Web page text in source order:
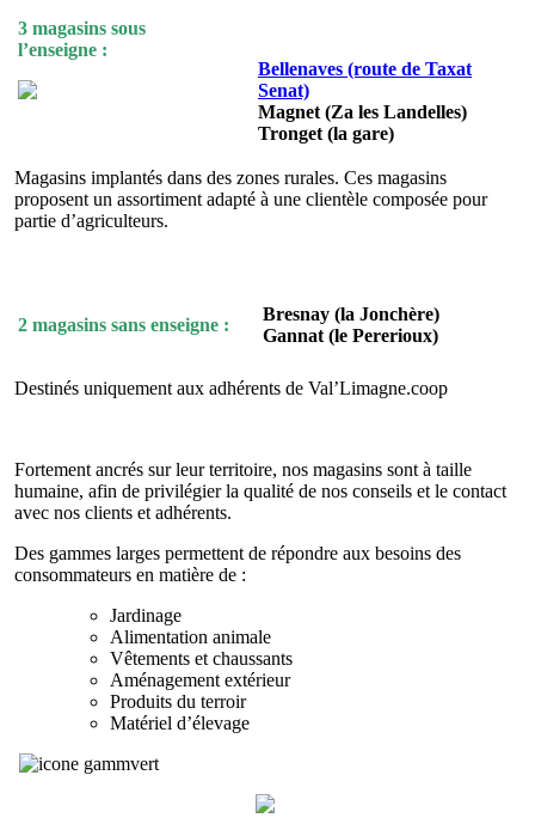
3 magasins sous
l’enseigne :
Bellenaves (route de Taxat
Senat)
Magnet (Za les Landelles)
Tronget (la gare)
Magasins implantés dans des zones rurales. Ces magasins
proposent un assortiment adapté à une clientèle composée pour
partie d’agriculteurs.
2 magasins sans enseigne :
Bresnay (la Jonchère)
Gannat (le Pererioux)
Destinés uniquement aux adhérents de Val’Limagne.coop
Fortement ancrés sur leur territoire, nos magasins sont à taille
humaine, afin de privilégier la qualité de nos conseils et le contact
avec nos clients et adhérents.
Des gammes larges permettent de répondre aux besoins des
consommateurs en matière de :
Jardinage
Alimentation animale
Vêtements et chaussants
Aménagement extérieur
Produits du terroir
Matériel d’élevage